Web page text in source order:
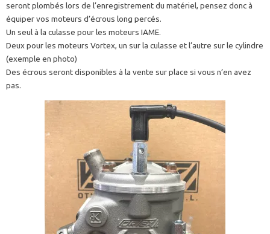
seront plombés lors de l’enregistrement du matériel, pensez donc à
équiper vos moteurs d’écrous long percés.
Un seul à la culasse pour les moteurs IAME.
Deux pour les moteurs Vortex, un sur la culasse et l’autre sur le cylindre
(exemple en photo)
Des écrous seront disponibles à la vente sur place si vous n’en avez
pas.